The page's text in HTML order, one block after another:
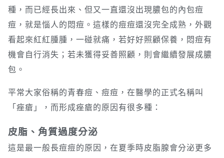
種，而已經長出來、但又一直還沒出現膿包的內包痘
痘，就是惱人的悶痘。這樣的痘痘還沒完全成熟，外觀
看起來紅紅腫腫，一碰就痛，若好好照顧保養，悶痘有
機會自行消失；若未獲得妥善照顧，則會繼續發展成膿
包。
平常大家俗稱的青春痘、痘痘，在醫學的正式名稱叫
「痤瘡」，而形成痤瘡的原因有很多種：
皮脂、角質過度分泌
這是最一般長痘痘的原因，在夏季時皮脂腺會分泌更多